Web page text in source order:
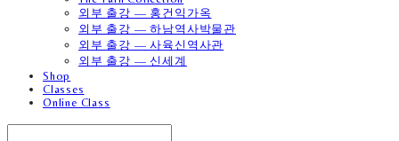
외부 출강 — 홍건익가옥
외부 출강 — 하남역사박물관
외부 출강 — 사육신역사관
외부 출강 — 신세계
Shop
Classes
Online Class